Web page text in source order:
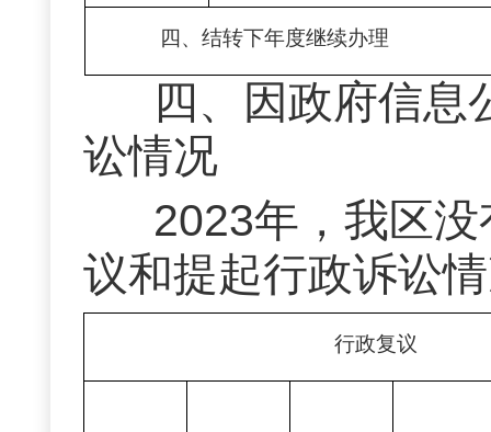
四、结转下年度继续办理
四、
因政府信息
讼情况
2023年，我区
议和提起行政诉讼
行政复议